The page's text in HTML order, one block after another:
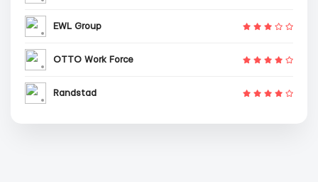
EWL Group
OTTO Work Force
Randstad